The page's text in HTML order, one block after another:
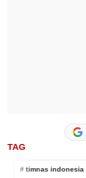
TAG
# timnas indonesia